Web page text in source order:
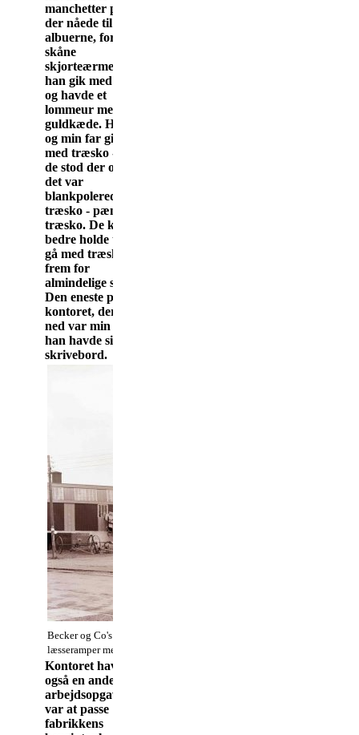
manchetter på,
der nåede til
albuerne, for at
skåne
skjorteærmerne -
han gik med vest
og havde et
lommeur med
guldkæde. Han
og min far gik
med træsko - når
de stod der oppe -
det var
blankpolerede
træsko - pæne
træsko. De kunne
bedre holde til at
gå med træsko
frem for
almindelige sko.
Den eneste på
kontoret, der sad
ned var min far,
han havde sit eget
skrivebord.
Becker og Co's Maskinfabrik. Fabrikken i Dronningborg. Tre lastbiler
læsseramper med maskiner på ladet, 1920-1940.
Kontoret havde
også en anden
arbejdsopgave, det
var at passe
fabrikkens